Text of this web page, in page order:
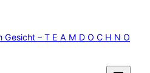
Gesicht – T E A M D O C H N O